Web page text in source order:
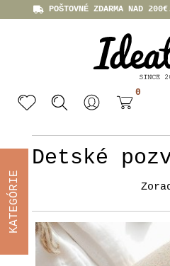
POŠTOVNÉ ZDARMA NAD
0
Detské
KATEGÓRIE